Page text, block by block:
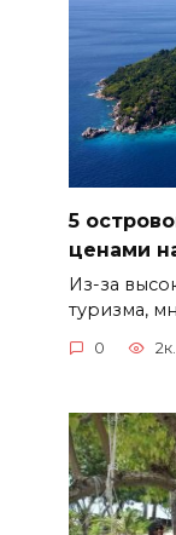
5
ценами
Из-за
туризма,
0 2к.